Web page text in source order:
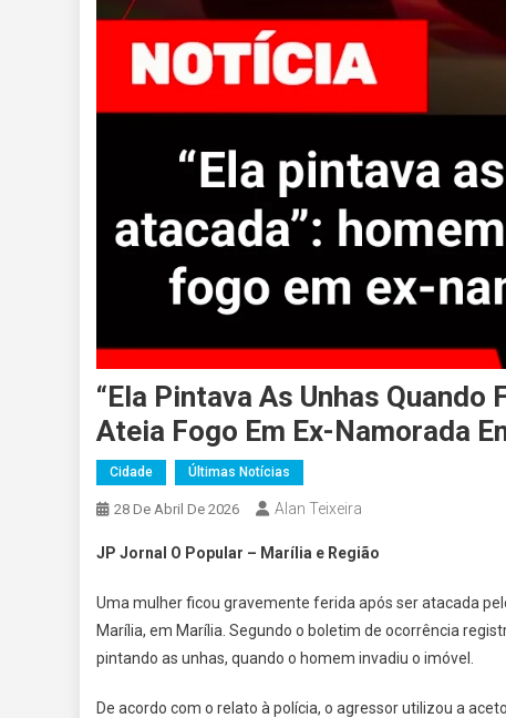
“Ela Pintava As Unhas
Ateia Fogo Em Ex-Namorada
Cidade Últimas Notícias
28 De Abril De 2026 Alan Teixeira
JP Jornal O Popular – Marília e Região
Uma mulher ficou gravemente ferida após ser atacada
Marília, em Marília. Segundo o boletim de ocorrência
pintando as unhas, quando o homem invadiu o imóvel.
De acordo com o relato à polícia, o agressor utilizou a